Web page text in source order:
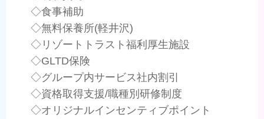
◇食事補助
◇無料保養所(軽井沢)
◇リゾートトラスト福利厚生施設
◇GLTD保険
◇グループ内サービス社内割引
◇資格取得支援/職種別研修制度
◇オリジナルインセンティブポイント